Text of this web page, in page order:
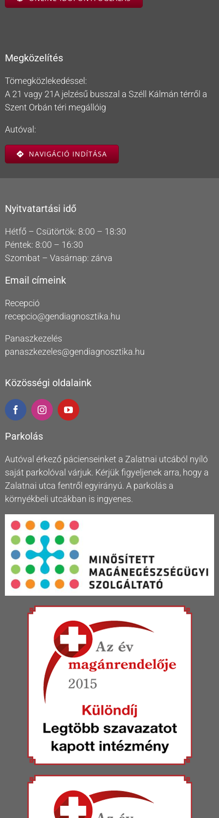
Megközelítés
Tömegközlekedéssel:
A 21 vagy 21A jelzésű busszal a Széll Kálmán térről a
Szent Orbán téri megállóig
Autóval:
NAVIGÁCIÓ INDÍTÁSA
Nyitvatartási idő
Hétfő – Csütörtök: 8:00 – 18:30
Péntek: 8:00 – 16:30
Szombat – Vasárnap: zárva
Email címeink
Recepció
recepcio@gendiagnosztika.hu
Panaszkezelés
panaszkezeles@gendiagnosztika.hu
Közösségi oldalaink
Parkolás
Autóval érkező pácienseinket a Zalatnai utcából nyíló
saját parkolóval várjuk. Kérjük figyeljenek arra, hogy a
Zalatnai utca fentről egyirányú. A parkolás a
környékbeli utcákban is ingyenes.